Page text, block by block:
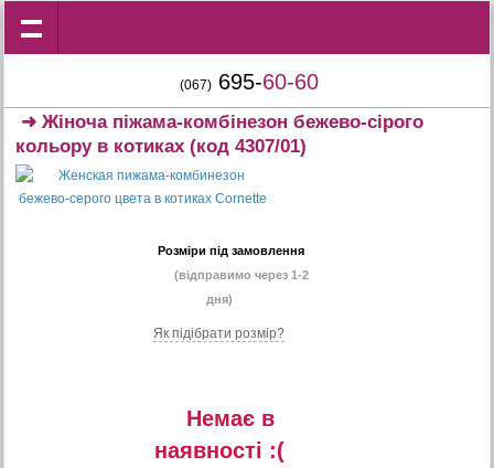
(067) 695-60-60
➜Жіноча піжама-комбінезон бежево-сірого
кольору в котиках (код 4307/01)
Розміри під замовлення
(відправимо через 1-2
дня)
Як підібрати розмір?
Немає в
наявностi :(